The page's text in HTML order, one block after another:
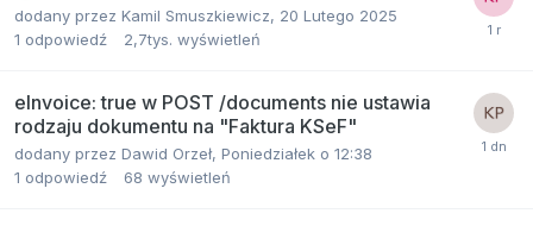
dodany przez Kamil Smuszkiewicz, 20 Lutego 2025
1 odpowiedź 2,7tys. wyświetleń
eInvoice: true w POST /documents nie ustawia
rodzaju dokumentu na "Faktura KSeF"
dodany przez Dawid Orzeł, Poniedziałek o 12:38
1 odpowiedź 68 wyświetleń